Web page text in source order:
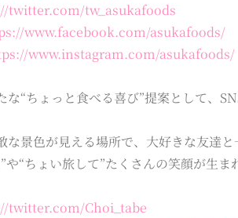
twitter.com/tw_asukafoods
www.facebook.com/asukafoods/
www.instagram.com/asukafoods/
な“ちょっと食べる喜び”提案として、
な景色が見える場所で、大好きな友達と
や“ちょい旅して”たくさんの笑顔が生ま
twitter.com/Choi_tabe